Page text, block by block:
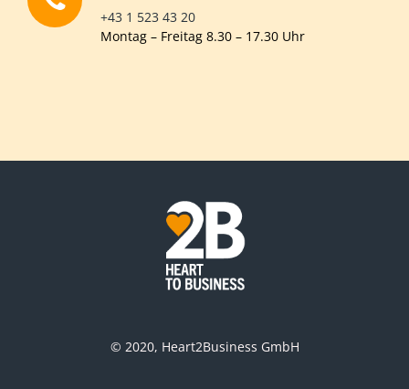
+43 1 523 43 20
Montag – Freitag 8.30 – 17.30 Uhr
© 2020, Heart2Business GmbH